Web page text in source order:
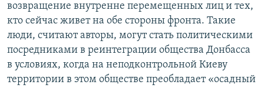
возвращение внутренне перемещенных лиц и тех,
кто сейчас живет на обе стороны фронта. Такие
люди, считают авторы, могут стать политическими
посредниками в реинтеграции общества Донбасса
в условиях, когда на неподконтрольной Киеву
территории в этом обществе преобладает «осадный